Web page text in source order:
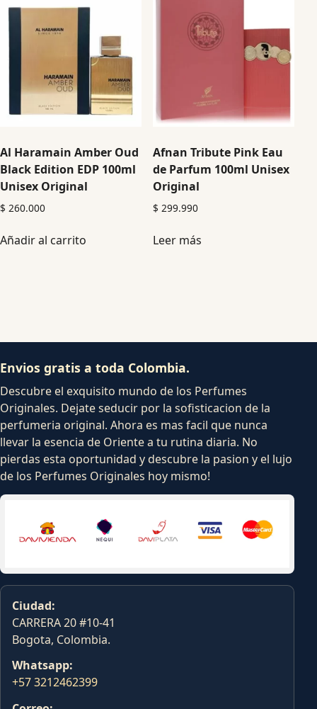
Al Haramain Amber Oud
Black Edition EDP 100ml
Unisex Original
$ 260.000
Añadir al carrito
Afnan Tribute Pink Eau
de Parfum 100ml Unisex
Original
$ 299.990
Leer más
Envios gratis a toda Colombia.
Descubre el exquisito mundo de los Perfumes
Originales. Dejate seducir por la sofisticacion de la
perfumeria original. Ahora es mas facil que nunca
llevar la esencia de Oriente a tu rutina diaria. No
pierdas esta oportunidad y descubre la pasion y el lujo
de los Perfumes Originales hoy mismo!
Ciudad:
CARRERA 20 #10-41
Bogota, Colombia.
Whatsapp:
+57 3212462399